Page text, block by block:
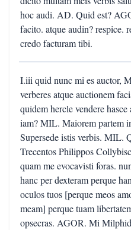
I.iii quid nunc mi es auctor,
verberes atque auctionem
quidem hercle vendere
iam? MIL. Maiorem partem
Supersede istis verbis. MIL.
Trecentos Philippos
quam me evocavisti foras.
hanc per dexteram perque
oculos tuos [perque meos
meam] perque tuam
opsecras. AGOR. Mi